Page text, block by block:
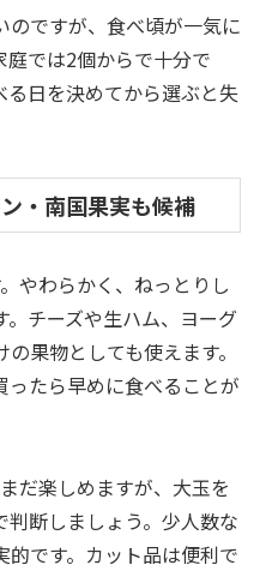
ですが、食べ頃が一気に
では2個からで十分で
日を決めてから選ぶと失
・南国果実も候補
やわらかく、ねっとりし
チーズや生ハム、ヨーグ
果物としても使えます。
ったら早めに食べることが
だ楽しめますが、大玉を
断しましょう。少人数な
です。カット品は便利で